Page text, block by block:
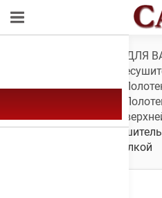
САНТЕХНИКА ДЛЯ
полотенцесушители/
электрический А-35 с
полкой/
1200х400 с верхней полкой